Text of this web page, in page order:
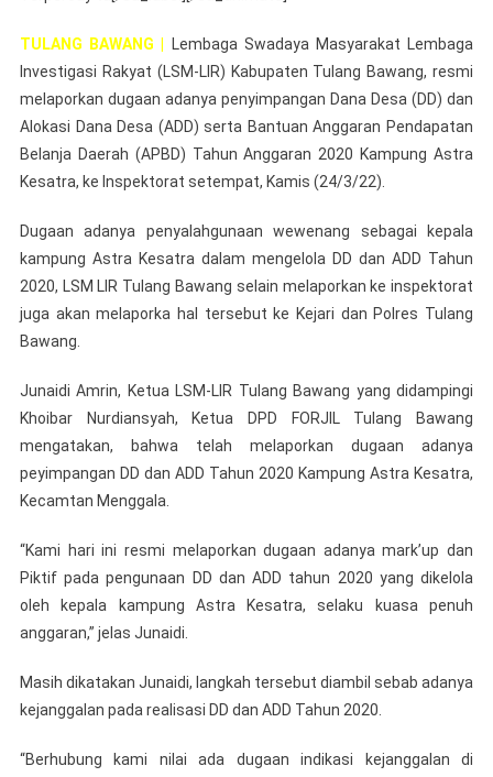
Dugaan
Penyimpangan
DD
Dan
ADD
Tahun
TULANG BAWANG |
Lembaga Swadaya Masyarakat Lembaga
Investigasi Rakyat (LSM-LIR) Kabupaten Tulang Bawang, resmi
melaporkan dugaan adanya penyimpangan Dana Desa (DD) dan
Alokasi Dana Desa (ADD) serta Bantuan Anggaran Pendapatan
Belanja Daerah (APBD) Tahun Anggaran 2020 Kampung Astra
Kesatra, ke Inspektorat setempat, Kamis (24/3/22).
Dugaan adanya penyalahgunaan wewenang sebagai kepala
kampung Astra Kesatra dalam mengelola DD dan ADD Tahun
2020, LSM LIR Tulang Bawang selain melaporkan ke inspektorat
juga akan melaporka hal tersebut ke Kejari dan Polres Tulang
Bawang.
Junaidi Amrin, Ketua LSM-LIR Tulang Bawang yang didampingi
Khoibar Nurdiansyah, Ketua DPD FORJIL Tulang Bawang
mengatakan, bahwa telah melaporkan dugaan adanya
peyimpangan DD dan ADD Tahun 2020 Kampung Astra Kesatra,
Kecamtan Menggala.
“Kami hari ini resmi melaporkan dugaan adanya mark’up dan
Piktif pada pengunaan DD dan ADD tahun 2020 yang dikelola
oleh kepala kampung Astra Kesatra, selaku kuasa penuh
anggaran,” jelas Junaidi.
Masih dikatakan Junaidi, langkah tersebut diambil sebab adanya
kejanggalan pada realisasi DD dan ADD Tahun 2020.
“Berhubung kami nilai ada dugaan indikasi kejanggalan di